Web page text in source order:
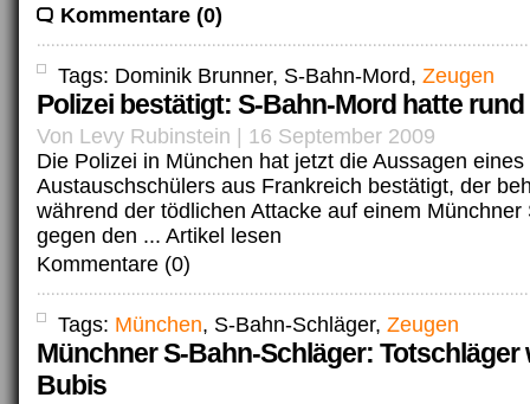
Kommentare (0)
Tags: Dominik Brunner, S-Bahn-Mord, Zeugen
Polizei bestätigt: S-Bahn-Mord hatte rund
Von Levy Rubinstein | 16 September 2009
Die Polizei in München hat jetzt die Aussagen
Austauschschülers aus Frankreich bestätigt, der
während der tödlichen Attacke auf einem Münchner
gegen den ... Artikel lesen
Kommentare (0)
Tags: München, S-Bahn-Schläger, Zeugen
Münchner S-Bahn-Schläger: Totschläger
Bubis